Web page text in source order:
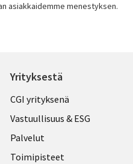
asiakkaidemme menestyksen.
Yrityksestä
Useful
links
FINLAND
CGI yrityksenä
Vastuullisuus & ESG
Palvelut
Toimipisteet